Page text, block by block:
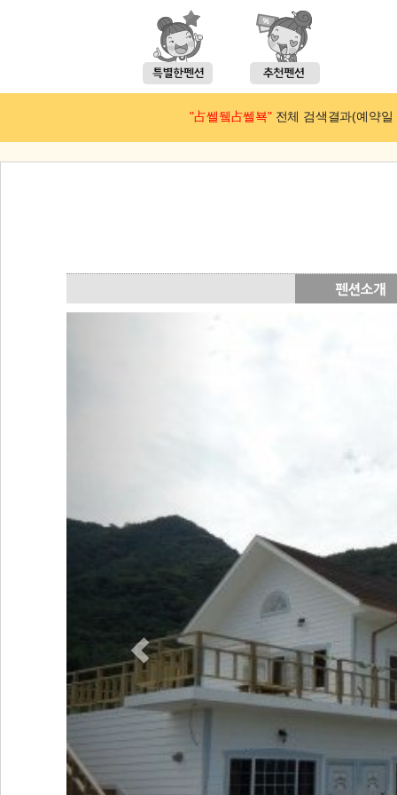
"占쎌뒠占쎌뵥"전체 검색결과(예약일